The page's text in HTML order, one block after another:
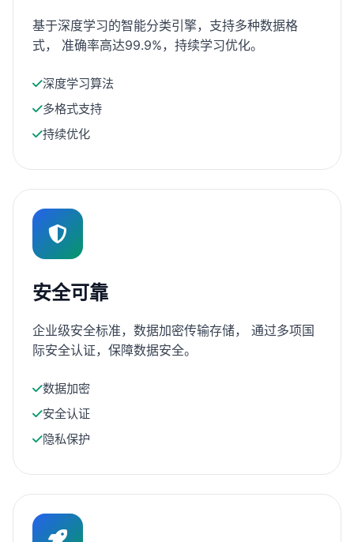
基于深度学习的智能分类引擎，支持多种数据格
式， 准确率高达99.9%，持续学习优化。
深度学习算法
多格式支持
持续优化
安全可靠
企业级安全标准，数据加密传输存储， 通过多项国
际安全认证，保障数据安全。
数据加密
安全认证
隐私保护